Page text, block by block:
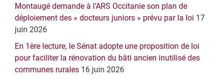
Montaugé demande à l’ARS Occitanie son plan de
déploiement des « docteurs juniors » prévu par la loi 17
juin 2026
En 1ère lecture, le Sénat adopte une proposition de loi
pour faciliter la rénovation du bâti ancien inutilisé des
communes rurales 16 juin 2026